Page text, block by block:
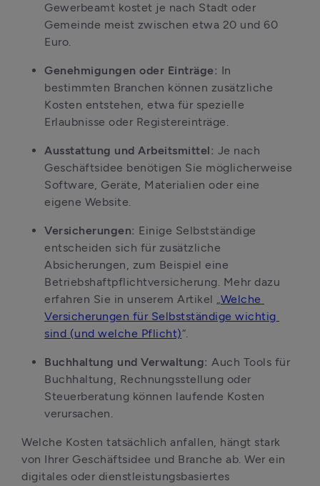
Gewerbeamt kostet je nach Stadt oder
Gemeinde meist zwischen etwa 20 und 60
Euro.
Genehmigungen oder Einträge: In
bestimmten Branchen können zusätzliche
Kosten entstehen, etwa für spezielle
Erlaubnisse oder Registereinträge.
Ausstattung und Arbeitsmittel: Je nach
Geschäftsidee benötigen Sie möglicherweise
Software, Geräte, Materialien oder eine
eigene Website.
Versicherungen: Einige Selbstständige
entscheiden sich für zusätzliche
Absicherungen, zum Beispiel eine
Betriebshaftpflichtversicherung. Mehr dazu
erfahren Sie in unserem Artikel „Welche
Versicherungen für Selbstständige wichtig
sind (und welche Pflicht)“.
Buchhaltung und Verwaltung: Auch Tools für
Buchhaltung, Rechnungsstellung oder
Steuerberatung können laufende Kosten
verursachen.
Welche Kosten tatsächlich anfallen, hängt stark
von Ihrer Geschäftsidee und Branche ab. Wer ein
digitales oder dienstleistungsbasiertes